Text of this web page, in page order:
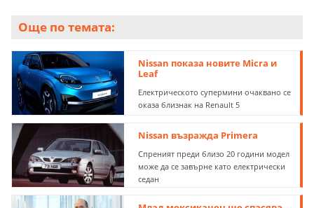
Още по темата:
Nissan показа новите Micra и
Leaf
Електрическото супермини очаквано се
оказа близнак на Renault 5
Nissan възражда Primera
Спреният преди близо 20 години модел
може да се завърне като електрически
седан